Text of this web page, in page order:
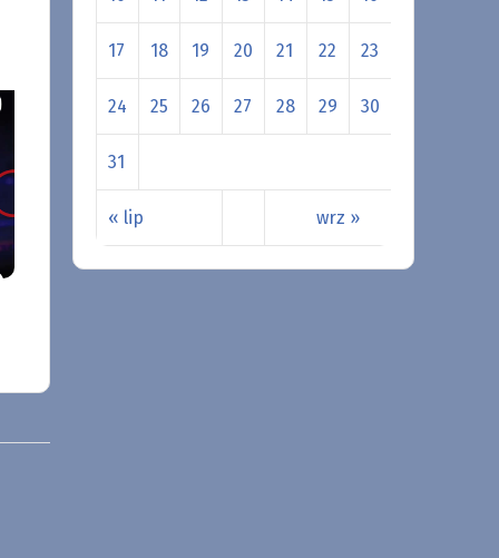
« lip wrz »
17 18 19 20 21 22 23
24 25 26 27 28 29 30
31